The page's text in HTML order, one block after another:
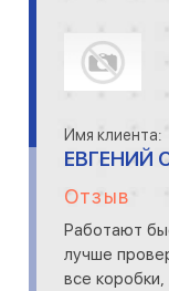
Имя клиента:
ЕВГЕНИЙ
Отзыв
Работают
лучше
все